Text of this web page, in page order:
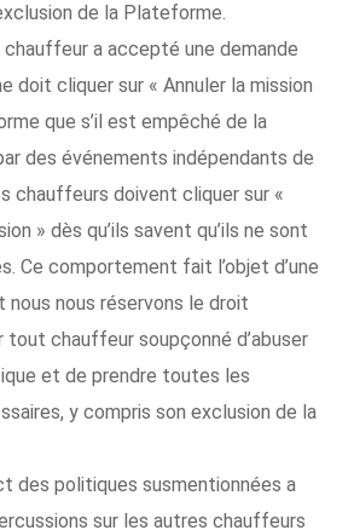
de la Plateforme.
chauffeur a accepté une demande
doit cliquer sur « Annuler la mission
que s’il est empêché de la
des événements indépendants de
chauffeurs doivent cliquer sur «
» dès qu’ils savent qu’ils ne sont
Ce comportement fait l’objet d’une
nous nous réservons le droit
tout chauffeur soupçonné d’abuser
et de prendre toutes les
y compris son exclusion de la
des politiques susmentionnées a
sur les autres chauffeurs